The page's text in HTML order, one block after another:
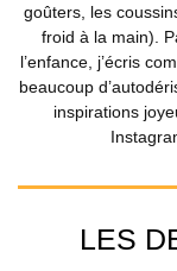
goûters, les
froid à la main).
l’enfance, j’écris
beaucoup
inspirations
LES